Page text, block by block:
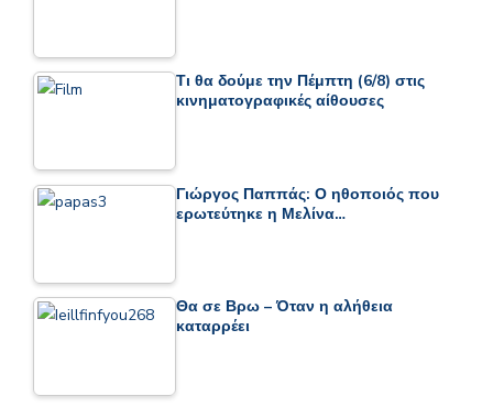
Τι θα δούμε την Πέμπτη (6/8) στις
κινηματογραφικές αίθουσες
Γιώργος Παππάς: Ο ηθοποιός που
ερωτεύτηκε η Μελίνα…
Θα σε Βρω – Όταν η αλήθεια
καταρρέει